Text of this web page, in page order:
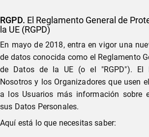
RGPD. El Reglamento General de
la UE (RGPD)
En mayo de 2018, entra en vigor una
de datos conocida como el Reglamento
de Datos de la UE (o el "RGPD"). El
Nosotros y los Organizadores que usen
a los Usuarios más información sobre
sus Datos Personales.
Aquí está lo que necesitas saber: